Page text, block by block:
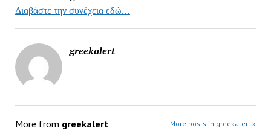
Διαβάστε την συνέχεια εδώ…
greekalert
More from greekalert More posts in greekalert »